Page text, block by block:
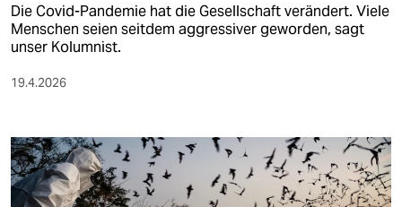
Die Covid-Pandemie hat die Gesellschaft verändert. Viele
Menschen seien seitdem aggressiver geworden, sagt
unser Kolumnist.
19.4.2026